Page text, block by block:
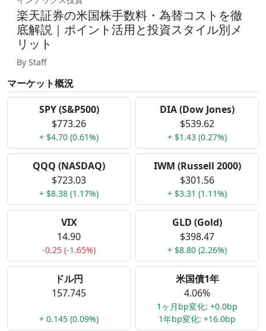
楽天証券の米国株手数料・為替コストを徹
底解説｜ポイント活用と投資スタイル別メ
リット
By Staff
マーケット概況
SPY (S&P500)
$773.26
+ $4.70 (0.61%)
DIA (Dow Jones)
$539.62
+ $1.43 (0.27%)
QQQ (NASDAQ)
$723.03
+ $8.38 (1.17%)
IWM (Russell 2000)
$301.56
+ $3.31 (1.11%)
VIX
14.90
-0.25 (-1.65%)
GLD (Gold)
$398.47
+ $8.80 (2.26%)
ドル円
157.745
+ 0.145 (0.09%)
米国債1年
4.06%
1ヶ月bp変化: +0.0bp
1年bp変化: +16.0bp